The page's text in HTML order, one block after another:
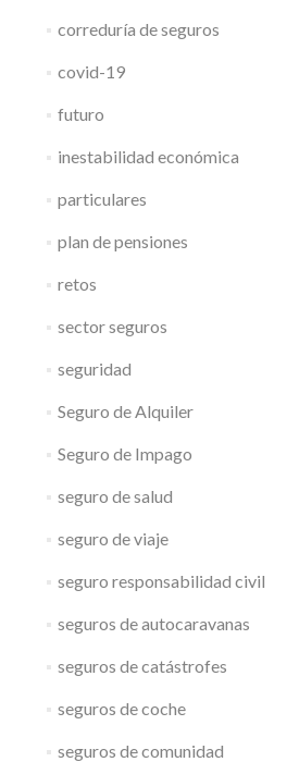
correduría de seguros
covid-19
futuro
inestabilidad económica
particulares
plan de pensiones
retos
sector seguros
seguridad
Seguro de Alquiler
Seguro de Impago
seguro de salud
seguro de viaje
seguro responsabilidad civil
seguros de autocaravanas
seguros de catástrofes
seguros de coche
seguros de comunidad